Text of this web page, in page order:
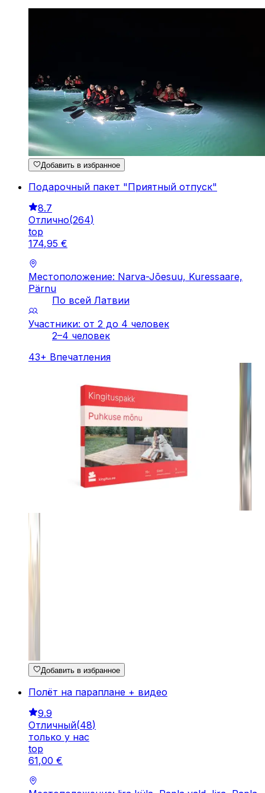
Добавить в избранное
Подарочный пакет "Приятный отпуск"
8.7
Отлично(264)
top
174,95 €
Местоположение: Narva-Jõesuu, Kuressaare,
Pärnu
По всей Латвии
Участники: от 2 до 4 человек
2–4 человек
43+ Впечатления
Добавить в избранное
Полёт на параплане + видео
9.9
Отличный(48)
только у нас
top
61,00 €